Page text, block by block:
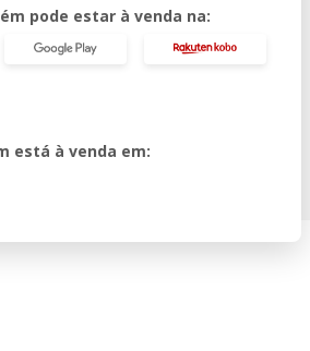
pode estar à venda na:
está à venda em: